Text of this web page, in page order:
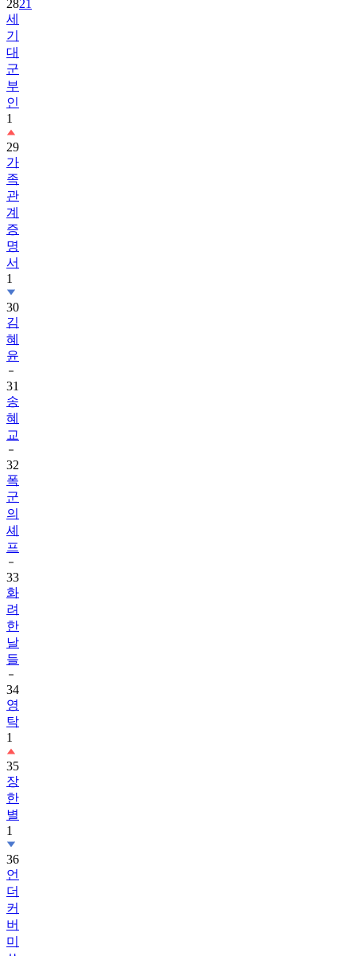
2821
세
기
대
군
부
인
1
29
가
족
관
계
증
명
서
1
30
김
혜
윤
31
송
혜
교
32
폭
군
의
셰
프
33
화
려
한
날
들
34
영
탁
1
35
장
한
별
1
36
언
더
커
버
미